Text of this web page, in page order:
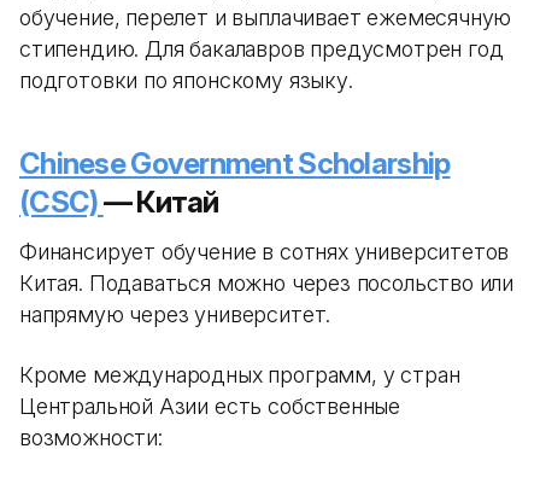
обучение, перелет и выплачивает ежемесячную
стипендию. Для бакалавров предусмотрен год
подготовки по японскому языку.
Chinese Government Scholarship
(CSC)— Китай
Финансирует обучение в сотнях университетов
Китая. Подаваться можно через посольство или
напрямую через университет.
Кроме международных программ, у стран
Центральной Азии есть собственные
возможности: